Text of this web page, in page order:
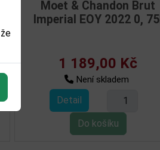
Moet & Chandon Brut
Imperial EOY 2022 0, 75l
1 189,00 Kč
Není skladem
Detail